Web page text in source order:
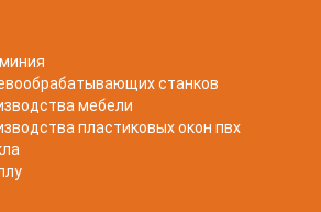
станков
мебели
пластиковых окон пвх